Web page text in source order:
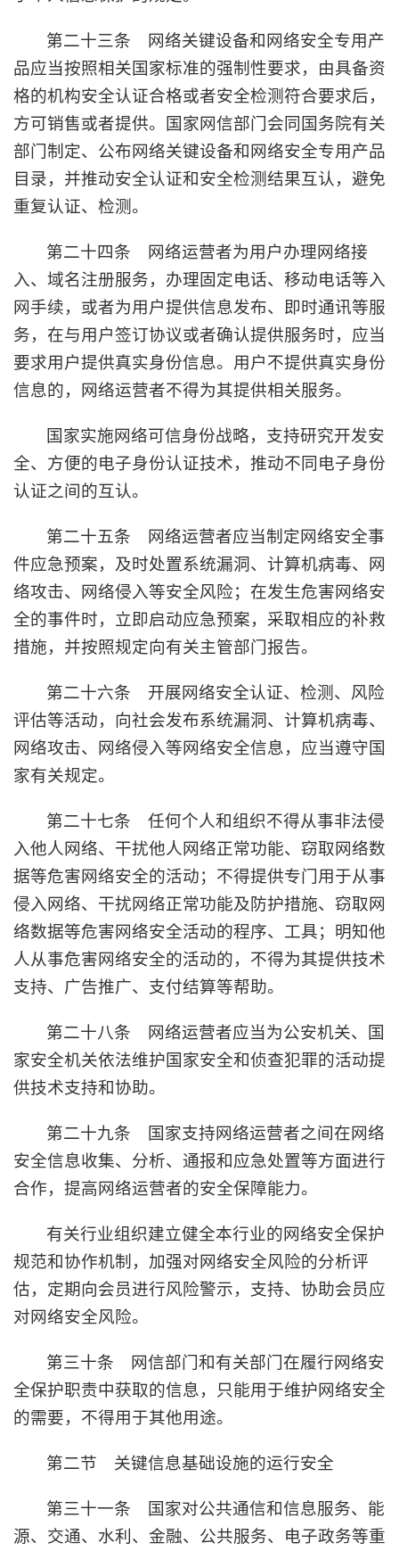
第二十三条 网络关键设备和网络安全专用产
品应当按照相关国家标准的强制性要求，由具备资
格的机构安全认证合格或者安全检测符合要求后，
方可销售或者提供。国家网信部门会同国务院有关
部门制定、公布网络关键设备和网络安全专用产品
目录，并推动安全认证和安全检测结果互认，避免
重复认证、检测。
第二十四条 网络运营者为用户办理网络接
入、域名注册服务，办理固定电话、移动电话等入
网手续，或者为用户提供信息发布、即时通讯等服
务，在与用户签订协议或者确认提供服务时，应当
要求用户提供真实身份信息。用户不提供真实身份
信息的，网络运营者不得为其提供相关服务。
国家实施网络可信身份战略，支持研究开发安
全、方便的电子身份认证技术，推动不同电子身份
认证之间的互认。
第二十五条 网络运营者应当制定网络安全事
件应急预案，及时处置系统漏洞、计算机病毒、网
络攻击、网络侵入等安全风险；在发生危害网络安
全的事件时，立即启动应急预案，采取相应的补救
措施，并按照规定向有关主管部门报告。
第二十六条 开展网络安全认证、检测、风险
评估等活动，向社会发布系统漏洞、计算机病毒、
网络攻击、网络侵入等网络安全信息，应当遵守国
家有关规定。
第二十七条 任何个人和组织不得从事非法侵
入他人网络、干扰他人网络正常功能、窃取网络数
据等危害网络安全的活动；不得提供专门用于从事
侵入网络、干扰网络正常功能及防护措施、窃取网
络数据等危害网络安全活动的程序、工具；明知他
人从事危害网络安全的活动的，不得为其提供技术
支持、广告推广、支付结算等帮助。
第二十八条 网络运营者应当为公安机关、国
家安全机关依法维护国家安全和侦查犯罪的活动提
供技术支持和协助。
第二十九条 国家支持网络运营者之间在网络
安全信息收集、分析、通报和应急处置等方面进行
合作，提高网络运营者的安全保障能力。
有关行业组织建立健全本行业的网络安全保护
规范和协作机制，加强对网络安全风险的分析评
估，定期向会员进行风险警示，支持、协助会员应
对网络安全风险。
第三十条 网信部门和有关部门在履行网络安
全保护职责中获取的信息，只能用于维护网络安全
的需要，不得用于其他用途。
第二节 关键信息基础设施的运行安全
第三十一条 国家对公共通信和信息服务、能
源、交通、水利、金融、公共服务、电子政务等重